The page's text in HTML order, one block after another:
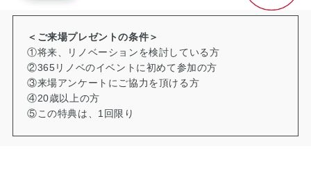
＜ご来場プレゼントの条件＞
①将来、リノベーションを検討している方
②365リノベのイベントに初めて参加の方
③来場アンケートにご協力を頂ける方
④20歳以上の方
⑤この特典は、1回限り